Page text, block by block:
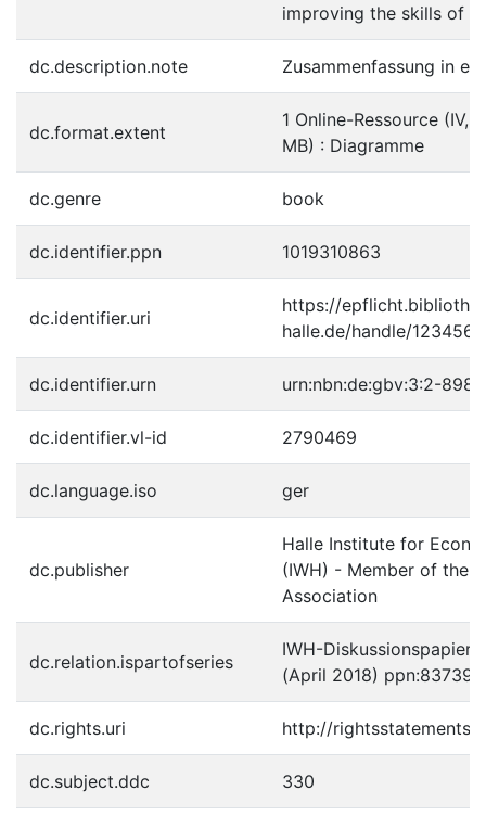
improving the skills of
dc.description.note Zusammenfassung in
dc.format.extent
1 Online-Ressource (IV,
MB) : Diagramme
dc.genre book
dc.identifier.ppn 1019310863
dc.identifier.uri
https://
halle.de/handle/
dc.identifier.urn urn:nbn:de:gbv:3:2-
dc.identifier.vl-id 2790469
dc.language.iso ger
dc.publisher
Halle Institute for
(IWH) - Member of the
Association
dc.relation.ispartofseries
IWH-
(April 2018)
dc.rights.uri http://
dc.subject.ddc 330